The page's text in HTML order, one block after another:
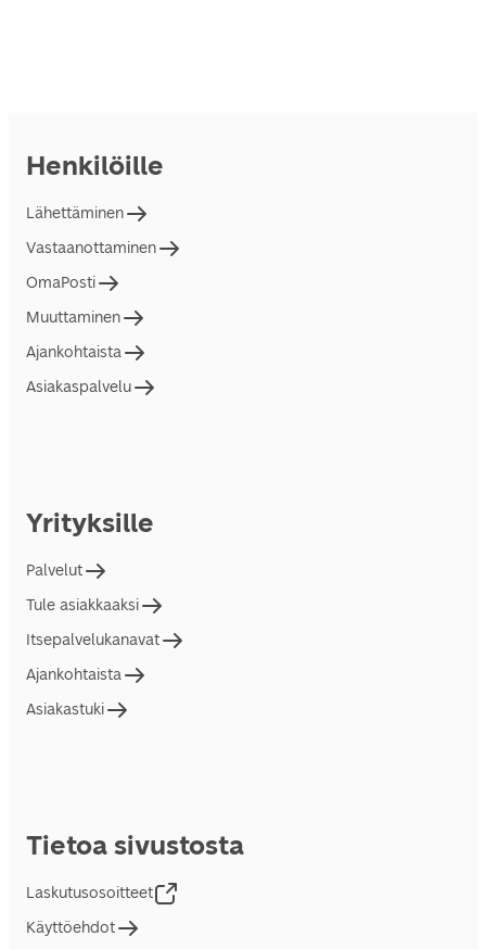
Henkilöille
Lähettäminen
Vastaanottaminen
OmaPosti
Muuttaminen
Ajankohtaista
Asiakaspalvelu
Yrityksille
Palvelut
Tule asiakkaaksi
Itsepalvelukanavat
Ajankohtaista
Asiakastuki
Tietoa sivustosta
Laskutusosoitteet
Käyttöehdot